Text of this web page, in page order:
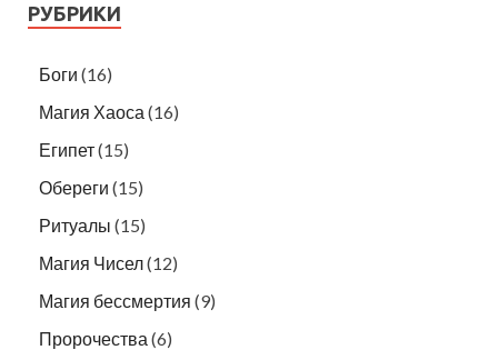
РУБРИКИ
Боги (16)
Магия Хаоса (16)
Египет(15)
Обереги (15)
Ритуалы (15)
Магия Чисел(12)
Магия бессмертия (9)
Пророчества (6)